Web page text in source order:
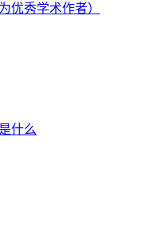
优秀学术作者）
什么